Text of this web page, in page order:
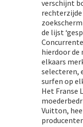
verschijnt
de lijst
hierdoor de
elkaars
selecteren,
surfen op
Het Franse
Vuitton,